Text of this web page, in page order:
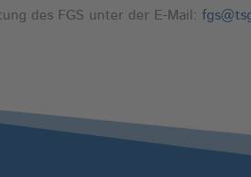
des FGS unter der E-Mail: